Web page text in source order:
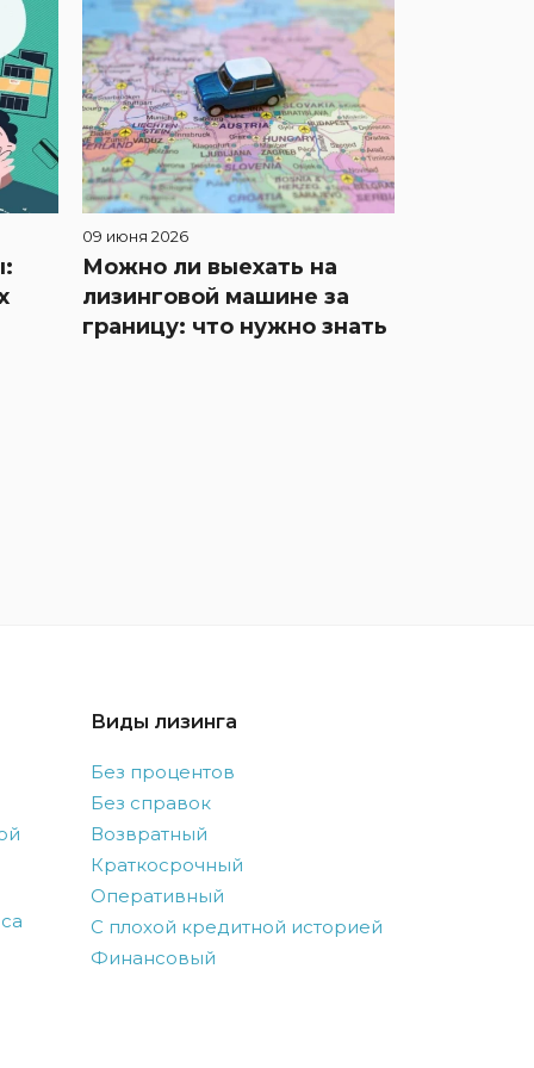
09 июня 2026
Можно ли выехать на
лизинговой машине за
границу: что нужно знать
Виды лизинга
Без процентов
Без справок
Возвратный
Краткосрочный
Оперативный
С плохой кредитной историей
Финансовый